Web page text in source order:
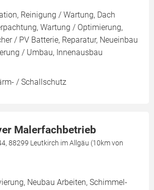
Reinigung / Wartung, Dach
Wartung / Optimierung,
/ PV Batterie, Reparatur, Neueinbau
/ Umbau, Innenausbau
/ Schallschutz
Malerfachbetrieb
88299 Leutkirch im Allgäu (10km von
Neubau Arbeiten, Schimmel-